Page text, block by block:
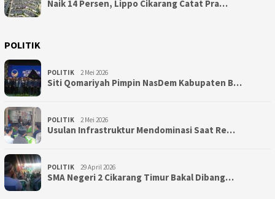
Naik 14 Persen, Lippo Cikarang Catat Pra…
POLITIK
POLITIK 2 Mei 2026
Siti Qomariyah Pimpin NasDem Kabupaten B…
POLITIK 2 Mei 2026
Usulan Infrastruktur Mendominasi Saat Re…
POLITIK 29 April 2026
SMA Negeri 2 Cikarang Timur Bakal Dibang…